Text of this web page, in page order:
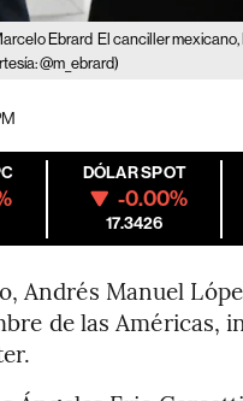
Ebrard El canciller
@m_ebrard)
DÓLAR SPOT
-0.00%
17.3426
Andrés Manuel
de las Américas,